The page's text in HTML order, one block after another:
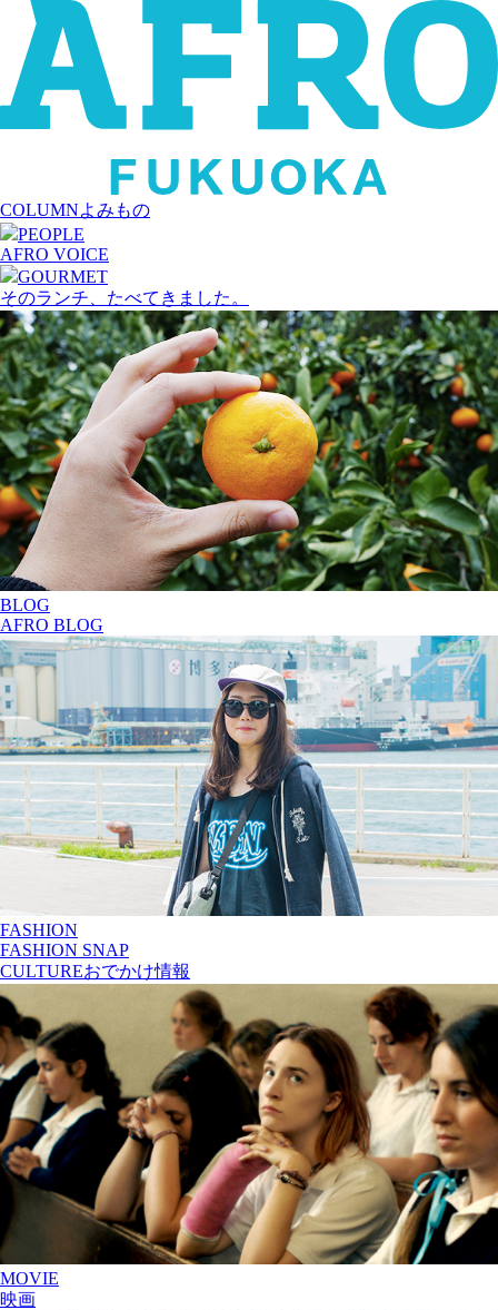
COLUMNよみもの
PEOPLE
AFRO VOICE
GOURMET
そのランチ、たべてきました。
BLOG
AFRO BLOG
FASHION
FASHION SNAP
CULTUREおでかけ情報
MOVIE
映画